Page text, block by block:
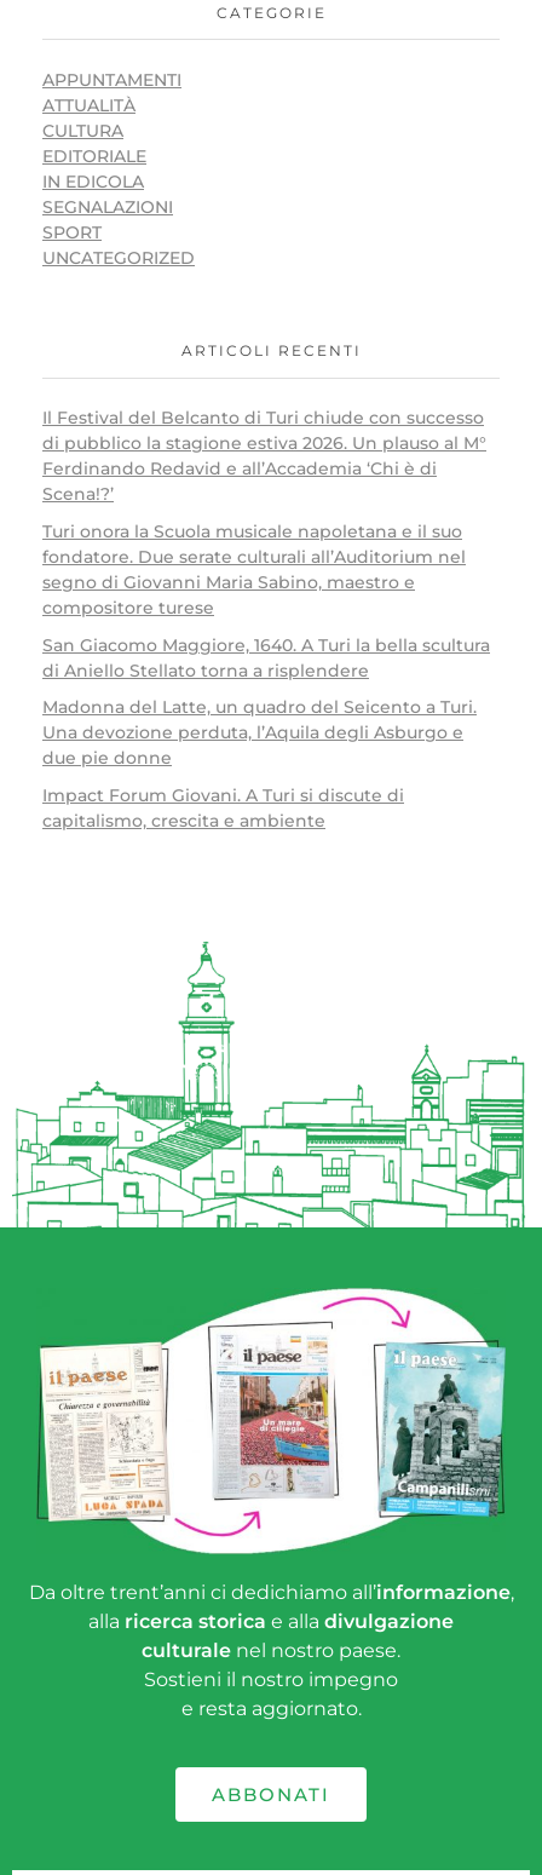
CATEGORIE
APPUNTAMENTI
ATTUALITÀ
CULTURA
EDITORIALE
IN EDICOLA
SEGNALAZIONI
SPORT
UNCATEGORIZED
ARTICOLI RECENTI
Il Festival del Belcanto di Turi chiude con successo
di pubblico la stagione estiva 2026. Un plauso al M°
Ferdinando Redavid e all’Accademia ‘Chi è di
Scena!?’
Turi onora la Scuola musicale napoletana e il suo
fondatore. Due serate culturali all’Auditorium nel
segno di Giovanni Maria Sabino, maestro e
compositore turese
San Giacomo Maggiore, 1640. A Turi la bella scultura
di Aniello Stellato torna a risplendere
Madonna del Latte, un quadro del Seicento a Turi.
Una devozione perduta, l’Aquila degli Asburgo e
due pie donne
Impact Forum Giovani. A Turi si discute di
capitalismo, crescita e ambiente
Da oltre trent’anni ci dedichiamo all’informazione,
alla ricerca storica e alla divulgazione
culturale nel nostro paese.
Sostieni il nostro impegno
e resta aggiornato.
ABBONATI